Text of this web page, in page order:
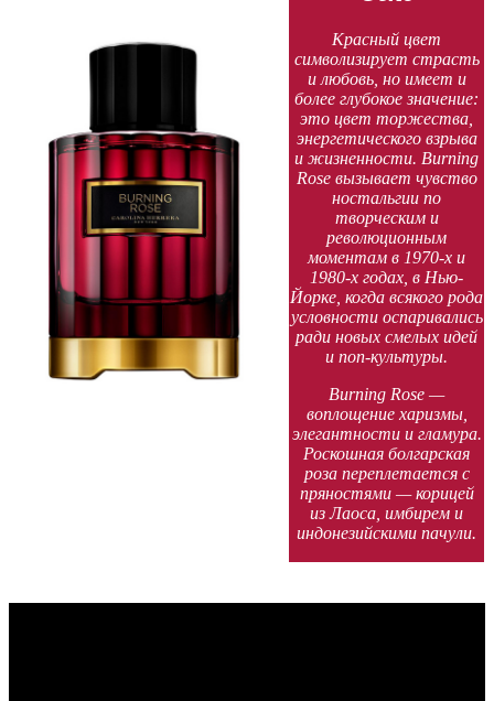
Красный цвет
символизирует страсть
и любовь, но имеет и
более глубокое значение:
это цвет торжества,
энергетического взрыва
и жизненности. Burning
Rose вызывает чувство
ностальгии по
творческим и
революционным
моментам в 1970-х и
1980-х годах, в Нью-
Йорке, когда всякого рода
условности оспаривались
ради новых смелых идей
и поп-культуры.
Burning Rose —
воплощение харизмы,
элегантности и гламура.
Роскошная болгарская
роза переплетается с
пряностями — корицей
из Лаоса, имбирем и
индонезийскими пачули.